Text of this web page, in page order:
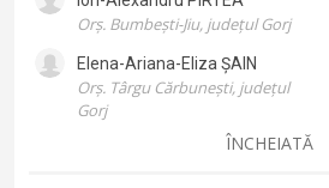
Orș. Bumbești-Jiu, județul Gorj
Elena-Ariana-Eliza ȘAIN
Orș. Târgu Cărbunești, județul
Gorj
ÎNCHEIATĂ